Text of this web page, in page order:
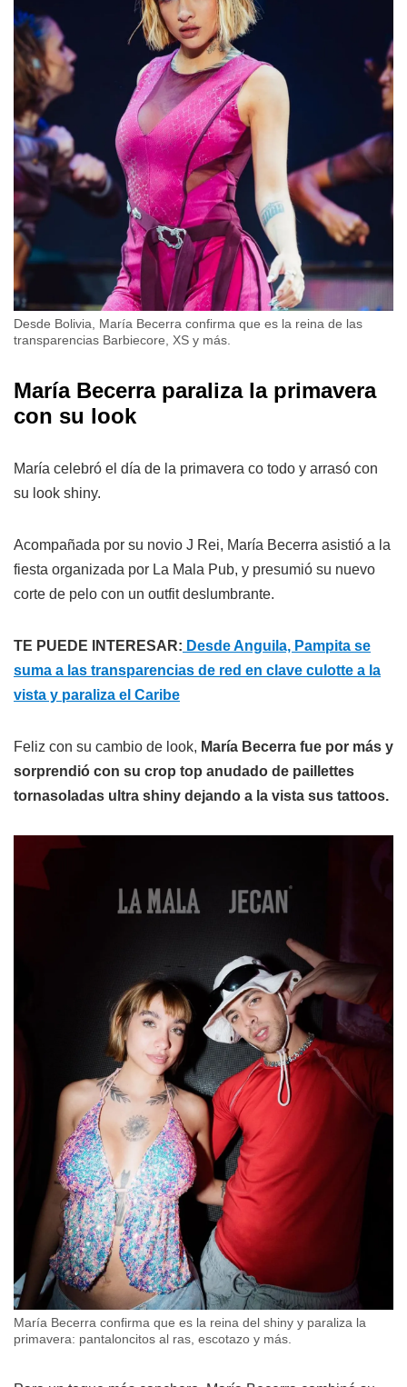
Desde Bolivia, María Becerra confirma que es la reina de las
transparencias Barbiecore, XS y más.
María Becerra paraliza la primavera
con su look
María celebró el día de la primavera co todo y arrasó con
su look shiny.
Acompañada por su novio J Rei, María Becerra asistió a la
fiesta organizada por La Mala Pub, y presumió su nuevo
corte de pelo con un outfit deslumbrante.
TE PUEDE INTERESAR: Desde Anguila, Pampita se
suma a las transparencias de red en clave culotte a la
vista y paraliza el Caribe
Feliz con su cambio de look, María Becerra fue por más y
sorprendió con su crop top anudado de paillettes
tornasoladas ultra shiny dejando a la vista sus tattoos.
María Becerra confirma que es la reina del shiny y paraliza la
primavera: pantaloncitos al ras, escotazo y más.